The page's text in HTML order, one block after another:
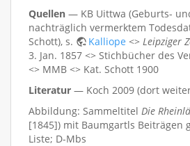
Quellen — KB Uittwa (Geburts-
nachträglich vermerktem
Schott), s.
Kalliope <> Leipziger
3. Jan. 1857 <> Stichbücher des
<> MMB <> Kat. Schott 1900
Literatur — Koch 2009 (dort
Abbildung: Sammeltitel Die
[1845]) mit Baumgartls Beiträgen
Liste; D-Mbs